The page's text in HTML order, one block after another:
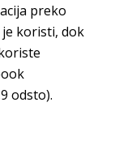
preko
koristi, dok
odsto).